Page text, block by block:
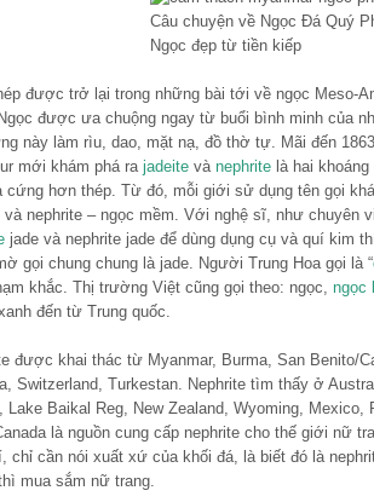
được trở lại trong những bài tới về ngọc Meso-
được ưa chuộng ngay từ buổi bình minh của
này làm rìu, dao, mặt nạ, đồ thờ tự. Mãi đến
mới khám phá ra jadeite và nephrite là hai
cứng hơn thép. Từ đó, mỗi giới sử dụng tên gọi
và nephrite – ngọc mềm. Với nghệ sĩ, như chuyên
jade và nephrite jade để dùng dụng cụ và quí kim
gọi chung chung là jade. Người Trung Hoa gọi là “
khắc. Thị trường Việt cũng gọi theo: ngọc, ngọc
đến từ Trung quốc.
được khai thác từ Myanmar, Burma, San Benito/
Switzerland, Turkestan. Nephrite tìm thấy ở
Lake Baikal Reg, New Zealand, Wyoming, Mexico,
là nguồn cung cấp nephrite cho thế giới nữ
chỉ cần nói xuất xứ của khối đá, là biết đó là
mua sắm nữ trang.